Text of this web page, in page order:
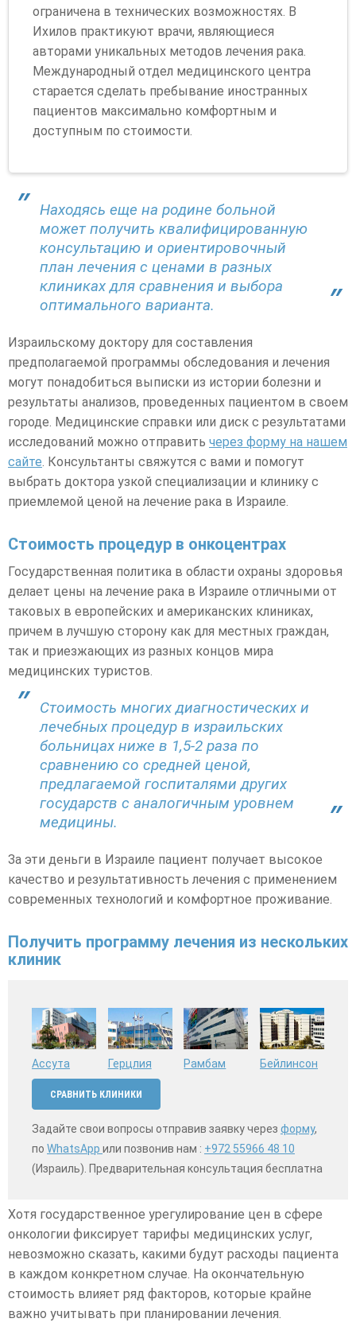
ограничена в технических возможностях. В
Ихилов практикуют врачи, являющиеся
авторами уникальных методов лечения рака.
Международный отдел медицинского центра
старается сделать пребывание иностранных
пациентов максимально комфортным и
доступным по стоимости.
Находясь еще на родине больной
может получить квалифицированную
консультацию и ориентировочный
план лечения с ценами в разных
клиниках для сравнения и выбора
оптимального варианта.
Израильскому доктору для составления
предполагаемой программы обследования и лечения
могут понадобиться выписки из истории болезни и
результаты анализов, проведенных пациентом в своем
городе. Медицинские справки или диск с результатами
исследований можно отправить через форму на нашем
сайте . Консультанты свяжутся с вами и помогут
выбрать доктора узкой специализации и клинику с
приемлемой ценой на лечение рака в Израиле.
Стоимость процедур в онкоцентрах
Государственная политика в области охраны здоровья
делает цены на лечение рака в Израиле отличными от
таковых в европейских и американских клиниках,
причем в лучшую сторону как для местных граждан,
так и приезжающих из разных концов мира
медицинских туристов.
Стоимость многих диагностических и
лечебных процедур в израильских
больницах ниже в 1,5-2 раза по
сравнению со средней ценой,
предлагаемой госпиталями других
государств с аналогичным уровнем
медицины.
За эти деньги в Израиле пациент получает высокое
качество и результативность лечения с применением
современных технологий и комфортное проживание.
Получить программу лечения из нескольких
клиник
Ассута Герцлия Рамбам Бейлинсон
СРАВНИТЬ КЛИНИКИ
Задайте свои вопросы отправив заявку через форму,
по WhatsApp или позвонив нам : +972 55966 48 10
(Израиль). Предварительная консультация бесплатна
Хотя государственное урегулирование цен в сфере
онкологии фиксирует тарифы медицинских услуг,
невозможно сказать, какими будут расходы пациента
в каждом конкретном случае. На окончательную
стоимость влияет ряд факторов, которые крайне
важно учитывать при планировании лечения.